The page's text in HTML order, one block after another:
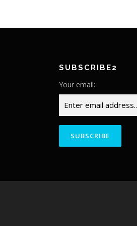
SUBSCRIBE2
Your email: